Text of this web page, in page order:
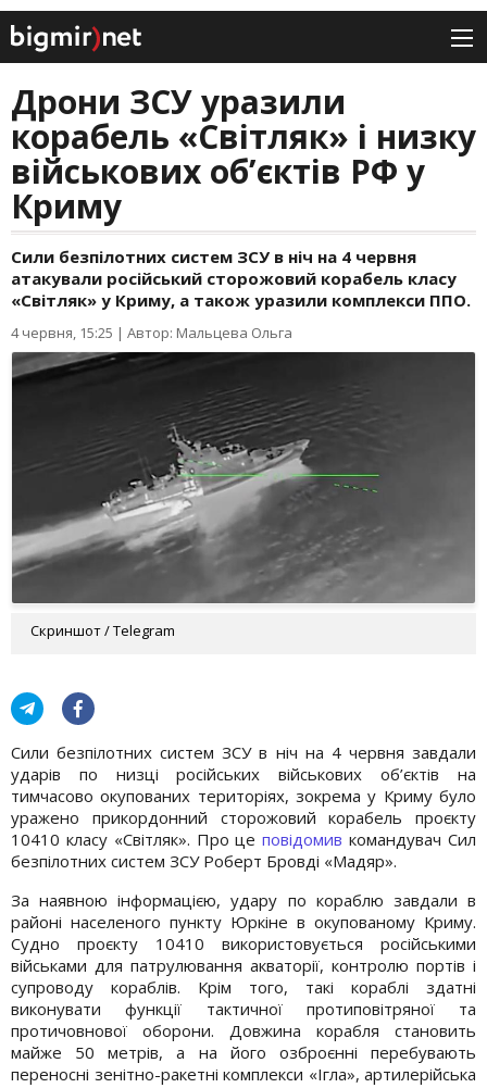
Дрони ЗСУ уразили
корабель «Світляк» і низку
військових об’єктів РФ у
Криму
Сили безпілотних систем ЗСУ в ніч на 4 червня
атакували російський сторожовий корабель класу
«Світляк» у Криму, а також уразили комплекси ППО.
4 червня, 15:25 | Автор: Мальцева Ольга
Скриншот / Telegram
Сили безпілотних систем ЗСУ в ніч на 4 червня завдали
ударів по низці російських військових об’єктів на
тимчасово окупованих територіях, зокрема у Криму було
уражено прикордонний сторожовий корабель проєкту
10410 класу «Світляк». Про цеповідомив командувач Сил
безпілотних систем ЗСУ Роберт Бровді «Мадяр».
За наявною інформацією, удару по кораблю завдали в
районі населеного пункту Юркіне в окупованому Криму.
Судно проєкту 10410 використовується російськими
військами для патрулювання акваторії, контролю портів і
супроводу кораблів. Крім того, такі кораблі здатні
виконувати функції тактичної протиповітряної та
протичовнової оборони. Довжина корабля становить
майже 50 метрів, а на його озброєнні перебувають
переносні зенітно-ракетні комплекси «Ігла», артилерійська